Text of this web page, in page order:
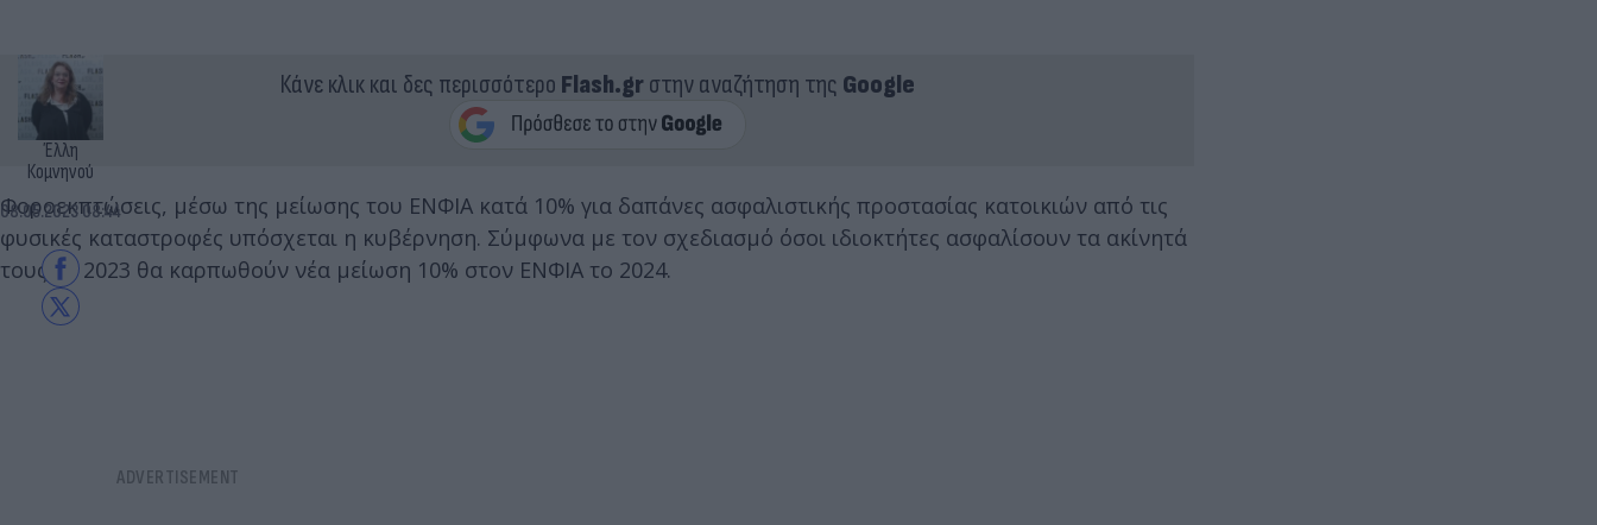
Έλλη
Κομνηνού
08.05.2023 08:44
Κάνε κλικ και δες περισσότερο Flash.grστην αναζήτηση της Google
Φοροεκπτώσεις, μέσω της μείωσης του ΕΝΦΙΑ κατά 10% για δαπάνες ασφαλιστικής προστασίας κατοικιών από τις
φυσικές καταστροφές υπόσχεται η κυβέρνηση. Σύμφωνα με τον σχεδιασμό όσοι ιδιοκτήτες ασφαλίσουν τα ακίνητά
τους το 2023 θα καρπωθούν νέα μείωση 10% στον ΕΝΦΙΑ το 2024.